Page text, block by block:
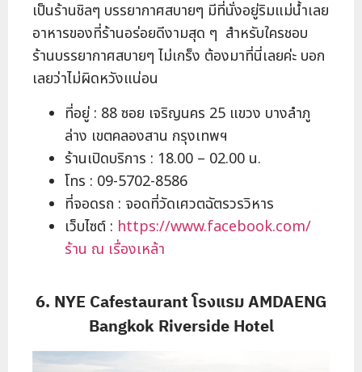
เป็นร้านชิลๆ บรรยากาศสบายๆ มีที่นั่งอยู่ริมแม่น้ำเลย
อาหารของที่ร้านอร่อยดีงามสุด ๆ สำหรับใครชอบ
ร้านบรรยากาศสบายๆ ไม่เกร็ง ต้องมาที่นี่เลยค่ะ บอก
เลยว่าไม่ผิดหวังแน่อน
ที่อยู่ : 88 ซอย เจริญนคร 25 แขวง บางลำภู
ล่าง เขตคลองสาน กรุงเทพฯ
ร้านเปิดบริการ : 18.00 – 02.00 น.
โทร : 09-5702-8586
ที่จอดรถ : จอดที่วัดเศวตฉัตรวรวิหาร
เว็บไซต์ : https://www.facebook.com/
ร้าน ณ เรื่องเหล้า
6. NYE Cafestaurant โรงแรม AMDAENG
Bangkok Riverside Hotel